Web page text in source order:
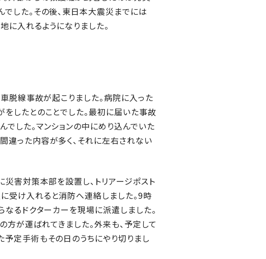
した。その後、東日本大震災までには
入れるようになりました。
線事故が起こりました。病院に入った
したとのことでした。最初に届いた事故
した。マンションの中にめり込んでいた
違った内容が多く、それに左右されない
害対策本部を設置し、トリアージポスト
受け入れると消防へ連絡しました。9時
るドクターカーを現場に派遣しました。
が運ばれてきました。外来も、予定して
定手術もその日のうちにやり切りまし